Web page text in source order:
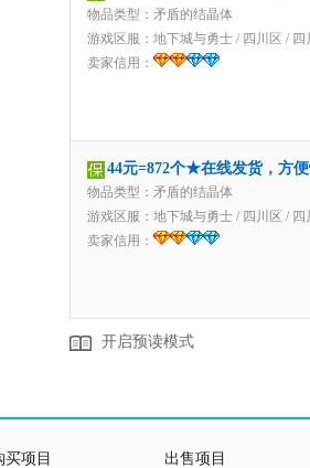
物品类型：矛盾的结晶体
游戏区服： 地下城与勇士 / 四川区 / 四
卖家信用：
44元=872个★在线发货，方
物品类型：矛盾的结晶体
游戏区服： 地下城与勇士 / 四川区 / 四
卖家信用：
开启预读模式
买项目 出售项目